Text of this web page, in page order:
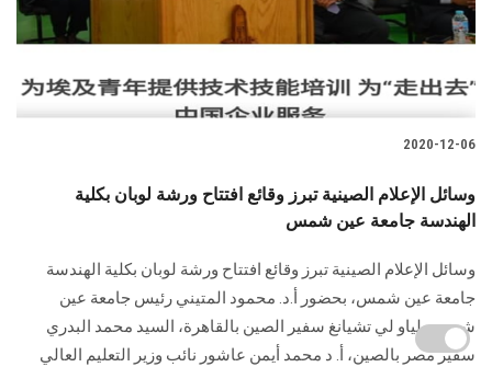
2020-12-06
وسائل الإعلام الصينية تبرز وقائع افتتاح ورشة لوبان بكلية
الهندسة جامعة عين شمس
وسائل الإعلام الصينية تبرز وقائع افتتاح ورشة لوبان بكلية الهندسة
جامعة عين شمس، بحضور أ.د. محمود المتيني رئيس جامعة عين
شمس، لياو لي تشيانغ سفير الصين بالقاهرة، السيد محمد البدري
سفير مصر بالصين، أ. د محمد أيمن عاشور نائب وزير التعليم العالي